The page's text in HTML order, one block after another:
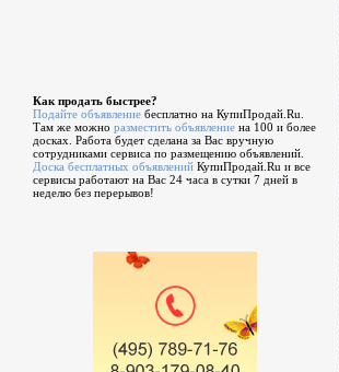
Как продать быстрее?
Подайте объявление бесплатно на КупиПродай.Ru.
Там же можно разместить объявление на 100 и более
досках. Работа будет сделана за Вас вручную
сотрудниками сервиса по размещению объявлений.
Доска бесплатных объявлений КупиПродай.Ru и все
сервисы работают на Вас 24 часа в сутки 7 дней в
неделю без перерывов!